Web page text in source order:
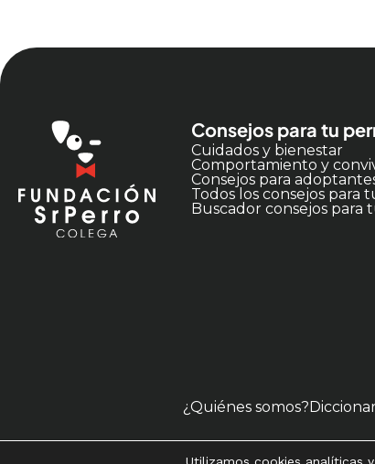
Consejos para tu
Cuidados y bienestar
Comportamiento y
Consejos para
Todos los consejos para
Buscador consejos para
¿Quiénes somos?